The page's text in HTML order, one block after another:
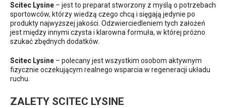
Scitec Lysine – jest to preparat stworzony z myślą o potrzebach
sportowców, którzy wiedzą czego chcą i sięgają jedynie po
produkty najwyższej jakości. Odzwierciedleniem tych założeń
jest między innymi czysta i klarowna formuła, w której próżno
szukać zbędnych dodatków.
Scitec Lysine – polecany jest wszystkim osobom aktywnym
fizycznie oczekującym realnego wsparcia w regeneracji układu
ruchu.
ZALETY SCITEC LYSINE